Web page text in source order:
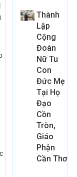
Thành
Lập
Cộng
Đoàn
Nữ Tu
Con
Đức Mẹ
Tại Họ
Đạo
Cồn
Tròn,
Giáo
Phận
Cần Thơ